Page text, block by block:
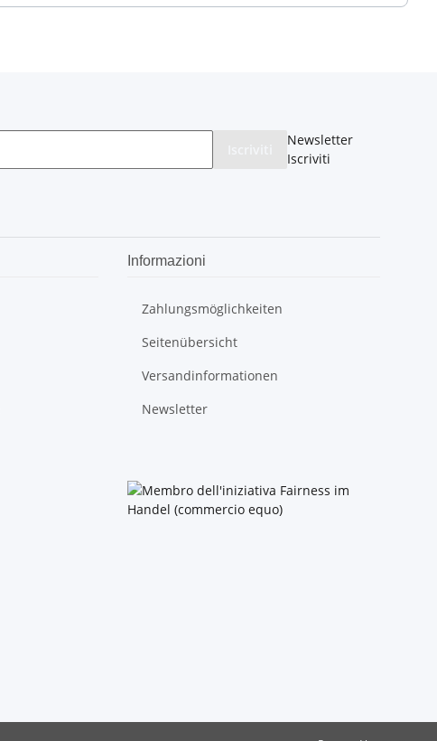
Newsletter
Iscriviti
Informazioni
Zahlungsmöglichkeiten
Seitenübersicht
Versandinformationen
Newsletter